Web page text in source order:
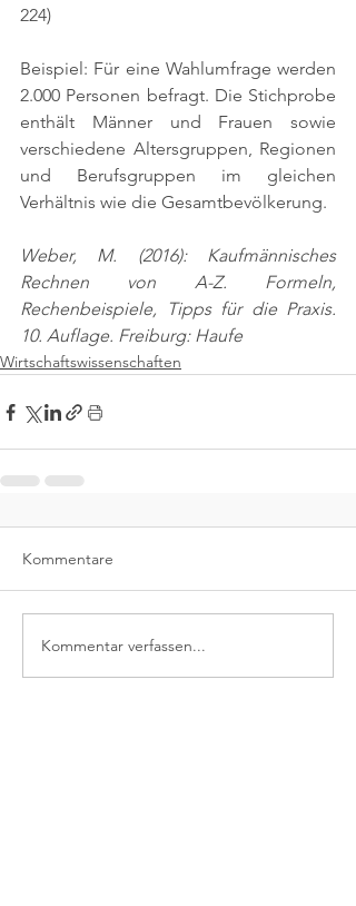
224)
Beispiel: Für eine Wahlumfrage werden
2.000 Personen befragt. Die Stichprobe
enthält Männer und Frauen sowie
verschiedene Altersgruppen, Regionen
und Berufsgruppen im gleichen
Verhältnis wie die Gesamtbevölkerung.
Weber, M. (2016): Kaufmännisches
Rechnen von A-Z. Formeln,
Rechenbeispiele, Tipps für die Praxis.
10. Auflage. Freiburg: Haufe
Wirtschaftswissenschaften
Kommentare
Kommentar verfassen...